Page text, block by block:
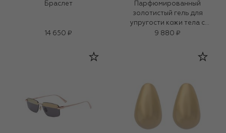
Браслет
14 650 ₽
Парфюмированный
золотистый гель для
упругости кожи тела с
биоплацентой (100ml)
9 880 ₽